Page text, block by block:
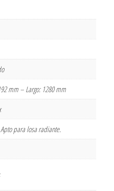
mm – Largo: 1280 mm
para losa radiante.